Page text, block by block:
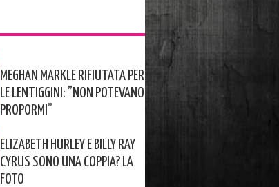
MEGHAN MARKLE RIFIUTATA PER
LE LENTIGGINI: ”NON POTEVANO
PROPORMI”
ELIZABETH HURLEY E BILLY RAY
CYRUS SONO UNA COPPIA? LA
FOTO